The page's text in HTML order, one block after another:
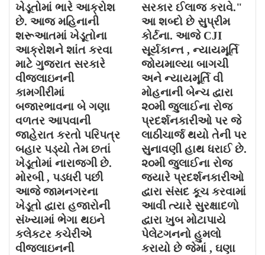
ખેડૂતોમાં ભારે આક્રોશ
છે. આજ મહિનાની
શરૂઆતમાં ખેડૂતોના
આક્રોશને શાંત કરવા
માટે ગુજરાત સરકારે
વીજલાઇનની
કામગીરીમાં
બજારભાવના બે ગણા
વળતર આપવાની
જાહેરાત કરતો પરિપત્ર
બહાર પડ્યો તેમ છતાં
ખેડૂતોમાં નારાજગી છે.
મોરબી , પડધરી પછી
આજે જામનગરના
ખેડૂતો દ્વારા હજારોની
સંખ્યામાં ભેગા થઇને
કલેકટર કચેરીએ
વીજલાઇનની
સરકાર ઈલાજ કરાવે."
આ શબ્દો છે સુપ્રીમ
કોર્ટના. આજે CJI
સૂર્યકાન્ત , ન્યાયમૂર્તિ
જોયમાલ્યા બાગચી
અને ન્યાયમૂર્તિ વી
મોહનાની બેન્ચ દ્વારા
૨૦મી જુલાઈના રોજ
પ્રદર્શનકારીઓ પર જે
લાઠીચાર્જ થયો તેની પર
સુનાવણી હાથ ધરાઈ છે.
૨૦મી જુલાઈના રોજ
જયારે પ્રદર્શનકારીઓ
દ્વારા સંસદ કૂચ કરવામાં
આવી ત્યારે સુરક્ષાદળો
દ્વારા ખુબ મોટાપાયે
પેલેટગનનો હુમલો
કરાયો છે જેમાં , ઘણા